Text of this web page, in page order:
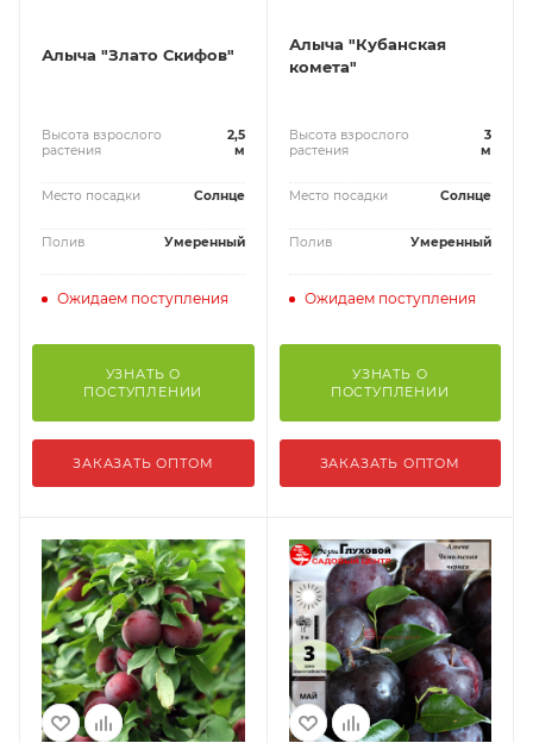
Алыча "Злато Скифов"
Высота взрослого
растения
2,5
м
Место посадки Солнце
Полив Умеренный
Ожидаем поступления
УЗНАТЬ О
ПОСТУПЛЕНИИ
ЗАКАЗАТЬ ОПТОМ
Алыча "Кубанская
комета"
Высота взрослого
растения
3
м
Место посадки Солнце
Полив Умеренный
Ожидаем поступления
УЗНАТЬ О
ПОСТУПЛЕНИИ
ЗАКАЗАТЬ ОПТОМ